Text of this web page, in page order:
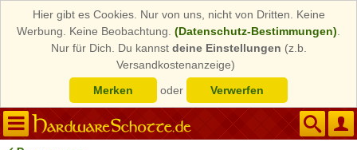
Hier gibt es Cookies. Nur von uns, nicht von Dritten. Keine
Werbung. Keine Beobachtung. (Datenschutz-Bestimmungen)
Nur für Dich. Du kannst deine Einstellungen (z.b.
Versandkostenanzeige)
Merken
oder Verwerfen